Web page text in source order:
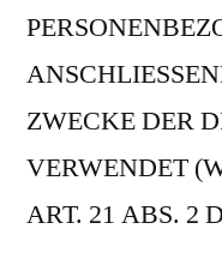
ZWECKE DER
VERWENDET
ART. 21 ABS. 2